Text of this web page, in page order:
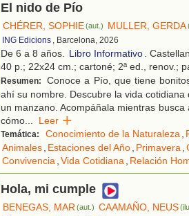
El nido de Pío
CHÉRER, SOPHIE(aut.) MULLER, GERDA
ING Edicions , Barcelona, 2026
De 6 a 8 años. Libro Informativo.
40 p.; 22x24 cm.; cartoné; 2ª ed., renov.;
Resumen:
Conoce a Pío, que tiene
ahí su nombre. Descubre la vida
un manzano. Acompáñala mientras
cómo... Leer
Temática: Conocimiento de la Naturaleza,
Animales, Estaciones del Año, Primavera,
Convivencia,Vida Cotidiana, Relación
Hola, mi cumple
BENEGAS, MAR(aut.) CAAMAÑO, NEUS